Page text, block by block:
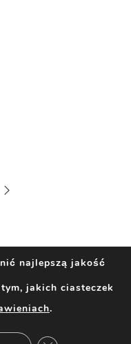
najlepszą jakość
jakich ciasteczek
.